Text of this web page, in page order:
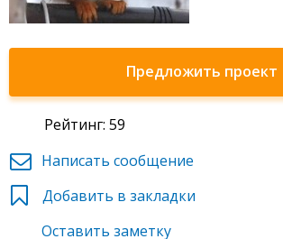
Предложить проект
Рейтинг: 59
Написать сообщение
Добавить в закладки
Оставить заметку